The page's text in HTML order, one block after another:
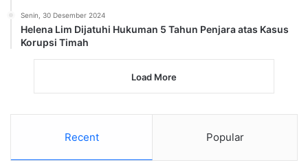
Senin, 30 Desember 2024
Helena Lim Dijatuhi Hukuman 5 Tahun Penjara atas Kasus
Korupsi Timah
Load More
Recent Popular